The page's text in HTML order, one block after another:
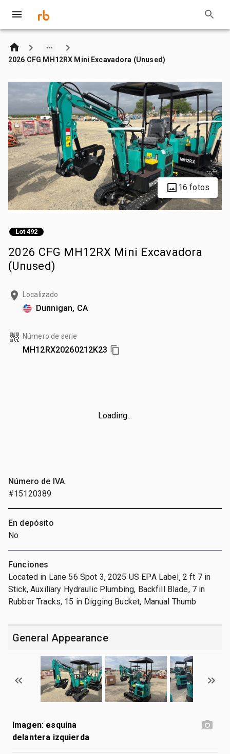
2026 CFG MH12RX Mini Excavadora (Unused)
16 fotos
Lot 492
2026 CFG MH12RX Mini Excavadora
(Unused)
Localizado
Dunnigan, CA
Número de serie
MH12RX20260212K23
Loading...
Número de IVA
#15120389
En depósito
No
Funciones
Located in Lane 56 Spot 3, 2025 US EPA Label, 2 ft 7 in
Stick, Auxiliary Hydraulic Plumbing, Backfill Blade, 7 in
Rubber Tracks, 15 in Digging Bucket, Manual Thumb
General Appearance
Imagen: esquina
delantera izquierda